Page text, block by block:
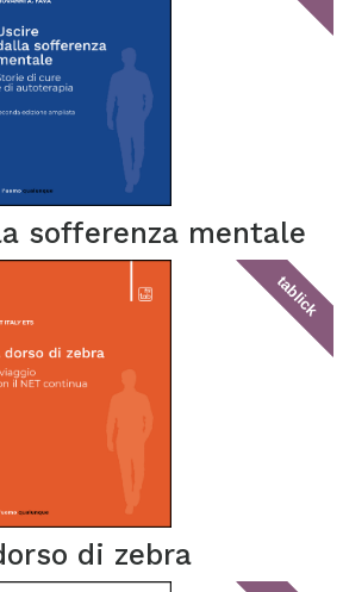
sofferenza mentale
tablick
di zebra